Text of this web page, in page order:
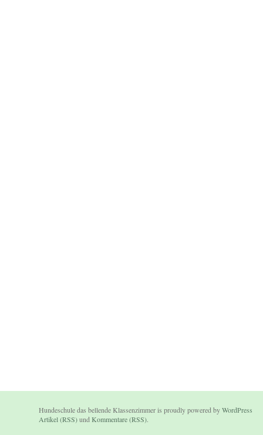
Hundeschule das bellende Klassenzimmer is proudly powered byWordPress
Artikel (RSS)und Kommentare (RSS).